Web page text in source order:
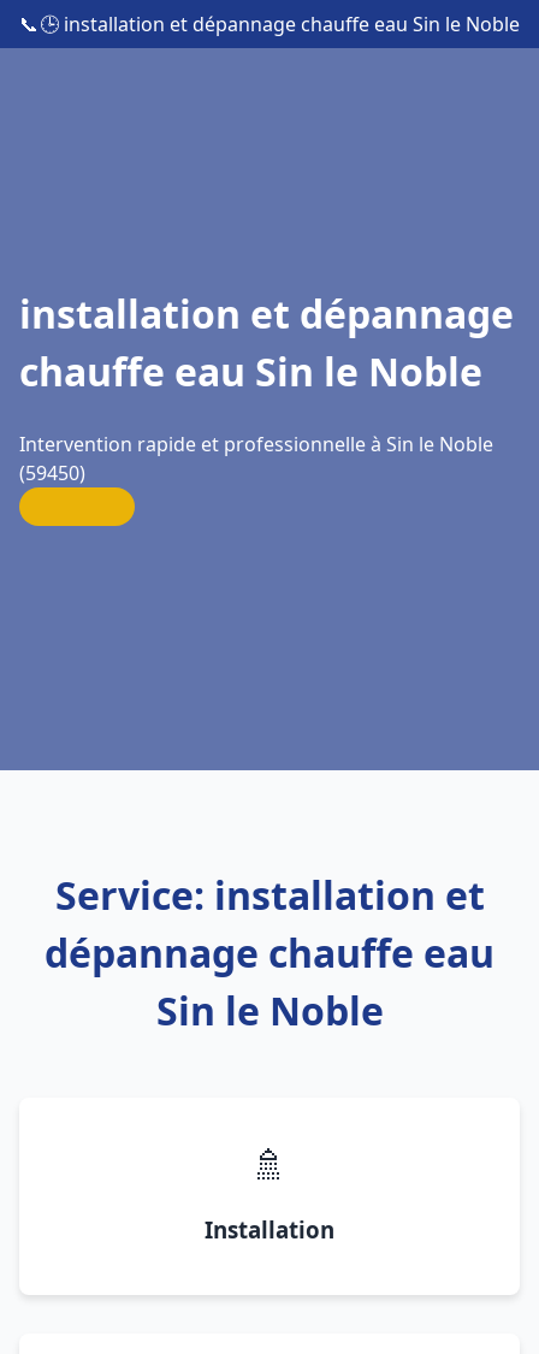
📞🕒 installation et dépannage chauffe eau Sin le Noble
installation et dépannage
chauffe eau Sin le Noble
Intervention rapide et professionnelle à Sin le Noble
(59450)
Service: installation et
dépannage chauffe eau
Sin le Noble
🚿
Installation